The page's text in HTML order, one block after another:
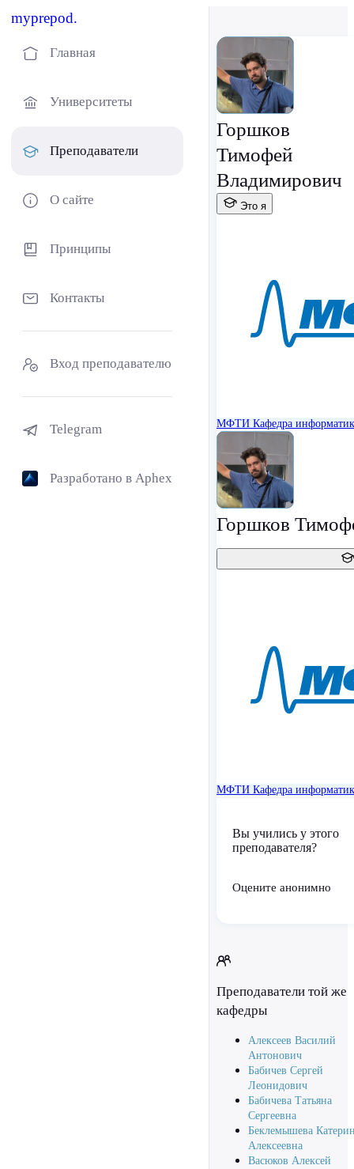
myprepod.
Главная
Университеты
Преподаватели
О сайте
Принципы
Контакты
Вход преподавателю
Telegram
Разработано в Aphex
Горшков
Тимофей
Владимирович
Это я
МФТИ Кафедра
Горшков
МФТИ Кафедра
Вы учились у этого
преподавателя?
Оцените анонимно
Преподаватели той же
кафедры
Алексеев Василий
Антонович
Бабичев Сергей
Леонидович
Бабичева Татьяна
Сергеевна
Беклемышева
Алексеевна
Васюков Алексей